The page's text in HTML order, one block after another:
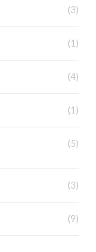
(3)
(1)
(4)
(1)
(5)
(3)
(9)